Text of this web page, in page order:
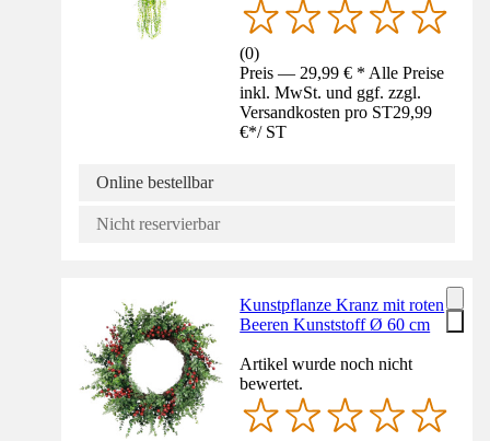
(0)
Preis — 29,99 € * Alle Preise
inkl. MwSt. und ggf. zzgl.
Versandkosten pro ST29,99
€*/ ST
Online bestellbar
Nicht reservierbar
Kunstpflanze Kranz mit roten
Beeren Kunststoff Ø 60 cm
Artikel wurde noch nicht
bewertet.